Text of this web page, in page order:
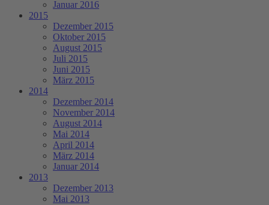
Januar 2016
2015
Dezember 2015
Oktober 2015
August 2015
Juli 2015
Juni 2015
März 2015
2014
Dezember 2014
November 2014
August 2014
Mai 2014
April 2014
März 2014
Januar 2014
2013
Dezember 2013
Mai 2013